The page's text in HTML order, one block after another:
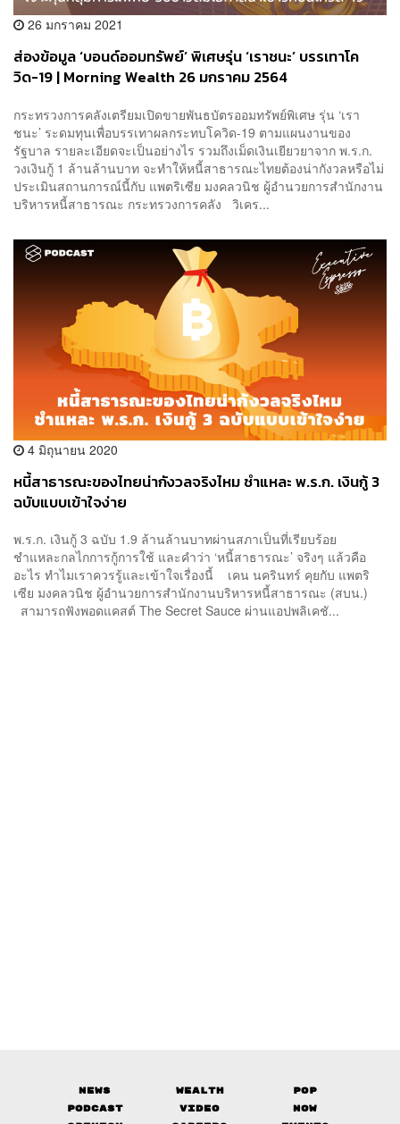
26 มกราคม 2021
ส่องข้อมูล ‘บอนด์ออมทรัพย์’ พิเศษรุ่น ‘เราชนะ’ บรรเทาโค
วิด-19 | Morning Wealth 26 มกราคม 2564
กระทรวงการคลังเตรียมเปิดขายพันธบัตรออมทรัพย์พิเศษ รุ่น ‘เรา
ชนะ’ ระดมทุนเพื่อบรรเทาผลกระทบโควิด-19 ตามแผนงานของ
รัฐบาล รายละเอียดจะเป็นอย่างไร รวมถึงเม็ดเงินเยียวยาจาก พ.ร.ก.
วงเงินกู้ 1 ล้านล้านบาท จะทำให้หนี้สาธารณะไทยต้องน่ากังวลหรือไม่
ประเมินสถานการณ์นี้กับ แพตริเซีย มงคลวนิช ผู้อำนวยการสำนักงาน
บริหารหนี้สาธารณะ กระทรวงการคลัง วิเคร...
4 มิถุนายน 2020
หนี้สาธารณะของไทยน่ากังวลจริงไหม ชำแหละ พ.ร.ก. เงินกู้ 3
ฉบับแบบเข้าใจง่าย
พ.ร.ก. เงินกู้ 3 ฉบับ 1.9 ล้านล้านบาทผ่านสภาเป็นที่เรียบร้อย
ชำแหละกลไกการกู้การใช้ และคำว่า ‘หนี้สาธารณะ’ จริงๆ แล้วคือ
อะไร ทำไมเราควรรู้และเข้าใจเรื่องนี้ เคน นครินทร์ คุยกับ แพตริ
เซีย มงคลวนิช ผู้อำนวยการสำนักงานบริหารหนี้สาธารณะ (สบน.)
สามารถฟังพอดแคสต์ The Secret Sauce ผ่านแอปพลิเคชั...
News Wealth
Pop
Podcast
Video
Now